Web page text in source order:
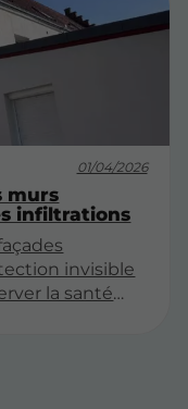
01/04/2026
murs
infiltrations
invisible
la santé
poreux